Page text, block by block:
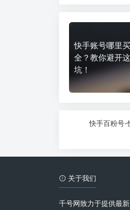
快手账号哪里
全？教你避开
坑！
快手百粉号-
关于我们
千号网致力于提供最